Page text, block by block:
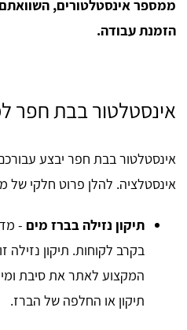
ממספר אינסטלטורים,
הזמנת עבודה.
אינסטלטור בבת חפר
אינסטלטור בבת חפר יבצע
אינסטלציה. להלן פרוט חלקי של
תיקון נזילה בברז מים -
בקרב לקוחות. תיקון
המקצוע לאתר את סיבת
תיקון או החלפה של הברז.